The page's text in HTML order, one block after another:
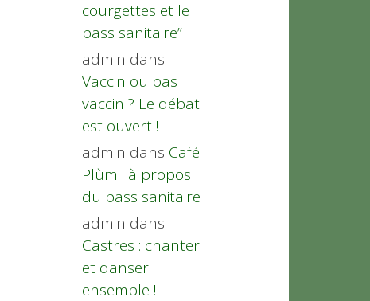
courgettes et le
pass sanitaire”
admin dans
Vaccin ou pas
vaccin ? Le débat
est ouvert !
admin dans Café
Plùm : à propos
du pass sanitaire
admin dans
Castres : chanter
et danser
ensemble !